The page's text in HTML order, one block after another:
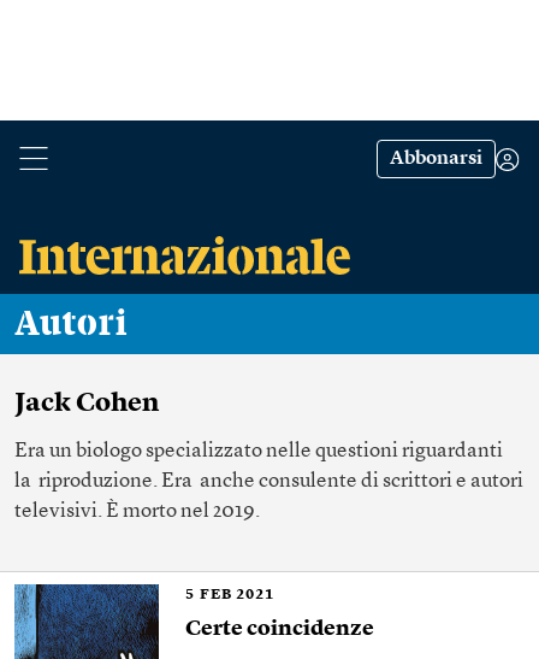
Abbonarsi
Autori
Jack Cohen
Era un biologo specializzato nelle questioni riguardanti
la riproduzione. Era anche consulente di scrittori e autori
televisivi. È morto nel 2019.
5 FEB 2021
Certe coincidenze